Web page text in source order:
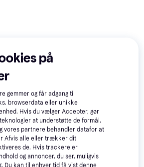
pack -
tights,
JBS Bamboo Tights 6-pack -
Materiale: Bambus, Bomuld,
Elastan/Lycra/Spandex, Viskose
300 kr.
Eller 3 betalinger af 100 kr.
9+ butikker
-75 kr.
på
gemmer og får adgang til
browserdata eller unikke
Hvis du vælger Accepter, gør
at understøtte de formål,
vores partnere behandler datafor at
Afvis alle eller trækker dit
de. Hvis trackere er
og annoncer, du ser, muligvis
Du kan til enhver tid få vist denne